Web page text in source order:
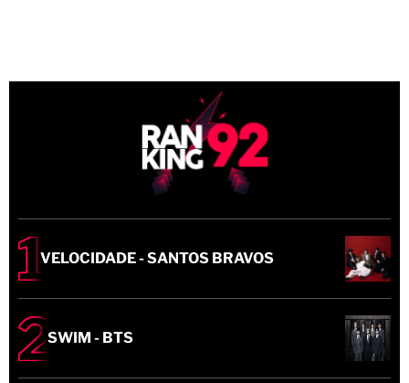
VELOCIDADE - SANTOS BRAVOS
SWIM - BTS